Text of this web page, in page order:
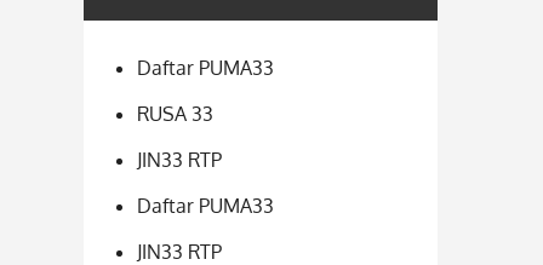
Daftar PUMA33
RUSA 33
JIN33 RTP
Daftar PUMA33
JIN33 RTP